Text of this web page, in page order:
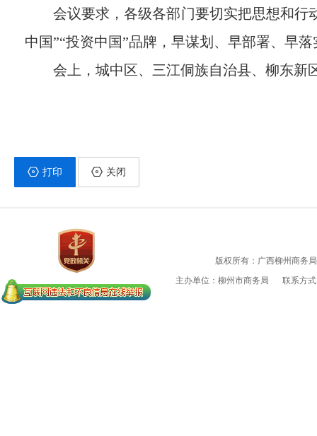
会议要求，各级各部门要切实把思想和行
中国”“投资中国”品牌，早谋划、早部署、早
会上，城中区、三江侗族自治县、柳东新
打印 关闭
版权所有：广西柳州商务局
主办单位：柳州市商务局 联系方式